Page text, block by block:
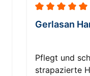
Gerlasan
Pflegt und
strapazierte